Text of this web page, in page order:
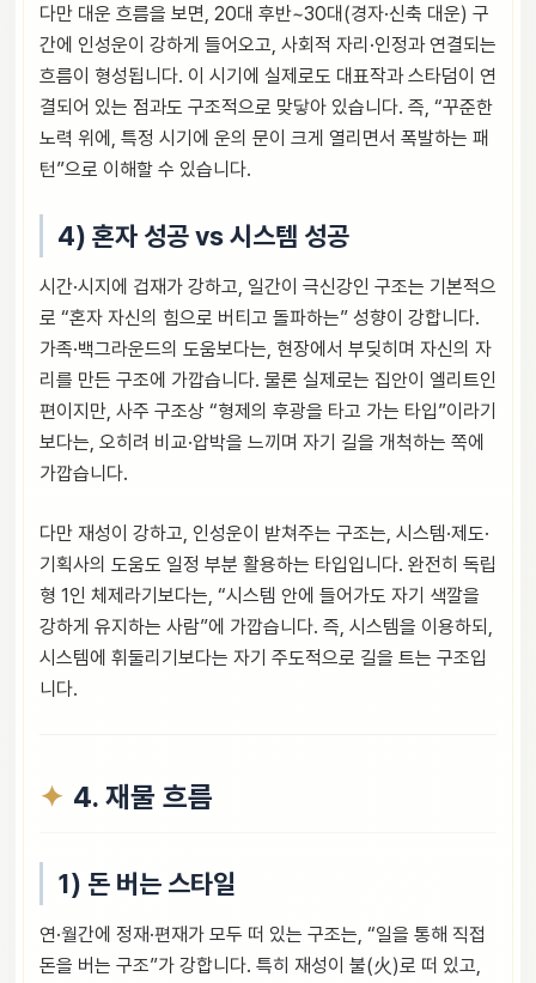
다만 대운 흐름을 보면, 20대 후반~30대(경자·신축 대운) 구
간에 인성운이 강하게 들어오고, 사회적 자리·인정과 연결되는
흐름이 형성됩니다. 이 시기에 실제로도 대표작과 스타덤이 연
결되어 있는 점과도 구조적으로 맞닿아 있습니다. 즉, “꾸준한
노력 위에, 특정 시기에 운의 문이 크게 열리면서 폭발하는 패
턴”으로 이해할 수 있습니다.
4) 혼자 성공 vs 시스템 성공
시간·시지에 겁재가 강하고, 일간이 극신강인 구조는 기본적으
로 “혼자 자신의 힘으로 버티고 돌파하는” 성향이 강합니다.
가족·백그라운드의 도움보다는, 현장에서 부딪히며 자신의 자
리를 만든 구조에 가깝습니다. 물론 실제로는 집안이 엘리트인
편이지만, 사주 구조상 “형제의 후광을 타고 가는 타입”이라기
보다는, 오히려 비교·압박을 느끼며 자기 길을 개척하는 쪽에
가깝습니다.
다만 재성이 강하고, 인성운이 받쳐주는 구조는, 시스템·제도·
기획사의 도움도 일정 부분 활용하는 타입입니다. 완전히 독립
형 1인 체제라기보다는, “시스템 안에 들어가도 자기 색깔을
강하게 유지하는 사람”에 가깝습니다. 즉, 시스템을 이용하되,
시스템에 휘둘리기보다는 자기 주도적으로 길을 트는 구조입
니다.
4. 재물 흐름
1) 돈 버는 스타일
연·월간에 정재·편재가 모두 떠 있는 구조는, “일을 통해 직접
돈을 버는 구조”가 강합니다. 특히 재성이 불(火)로 떠 있고,